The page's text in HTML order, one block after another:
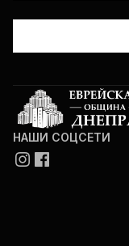
НАШИ СОЦСЕТИ